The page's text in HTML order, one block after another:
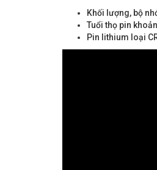
Khối lượng, bộ
Tuổi thọ pin
Pin lithium loại